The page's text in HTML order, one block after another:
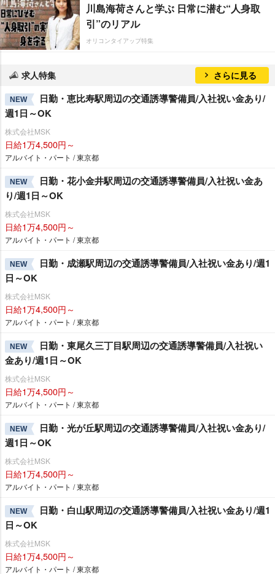
川島海荷さんと学ぶ 日常に潜む“人身取
引”のリアル
オリコンタイアップ特集
求人特集 さらに見る
NEW
日勤・恵比寿駅周辺の交通誘導警備員/入社祝い金あり/
週1日～OK
株式会社MSK
日給1万4,500円～
アルバイト・パート / 東京都
NEW
日勤・花小金井駅周辺の交通誘導警備員/入社祝い金あ
り/週1日～OK
株式会社MSK
日給1万4,500円～
アルバイト・パート / 東京都
NEW
日勤・成瀬駅周辺の交通誘導警備員/入社祝い金あり/週1
日～OK
株式会社MSK
日給1万4,500円～
アルバイト・パート / 東京都
NEW
日勤・東尾久三丁目駅周辺の交通誘導警備員/入社祝い
金あり/週1日～OK
株式会社MSK
日給1万4,500円～
アルバイト・パート / 東京都
NEW
日勤・光が丘駅周辺の交通誘導警備員/入社祝い金あり/
週1日～OK
株式会社MSK
日給1万4,500円～
アルバイト・パート / 東京都
NEW
日勤・白山駅周辺の交通誘導警備員/入社祝い金あり/週1
日～OK
株式会社MSK
日給1万4,500円～
アルバイト・パート / 東京都